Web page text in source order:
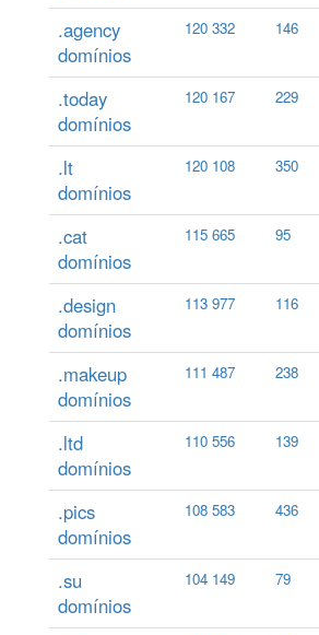
.agency
domínios
120 332 146
.today
domínios
120 167 229
.lt
domínios
120 108 350
.cat
domínios
115 665 95
.design
domínios
113 977 116
.makeup
domínios
111 487 238
.ltd
domínios
110 556 139
.pics
domínios
108 583 436
.su
domínios
104 149 79